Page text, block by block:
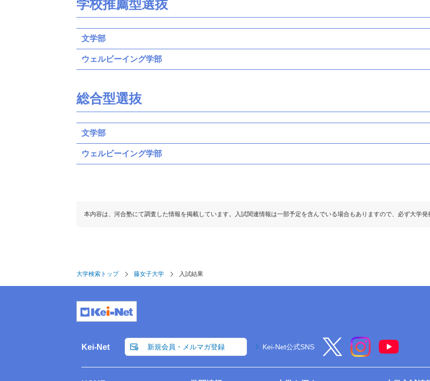
学校推薦型選抜
文学部
ウェルビーイング学部
総合型選抜
文学部
ウェルビーイング学部
本内容は、河合塾にて調査した情報を掲載しています。入試関連情報は一部予定を含んでいる場合もありますので、必ず大学発
大学検索トップ 藤女子大学 入試結果
Kei-Net 新規会員・メルマガ登録 Kei-Net公式SNS